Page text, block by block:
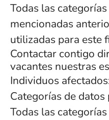
Todas las
mencionadas
utilizadas para este
Contactar contigo
vacantes nuestras
Individuos
Categorías de
Todas las